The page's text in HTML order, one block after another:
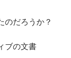
だろうか？
ブの文書